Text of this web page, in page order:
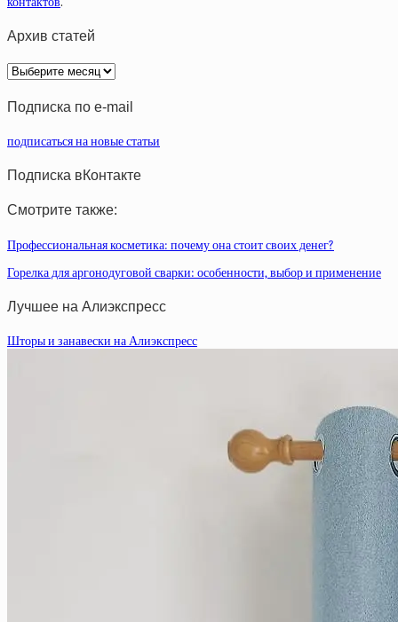
Архив статей
Архив
статей
Подписка по e-mail
подписаться на новые статьи
Подписка вКонтакте
Смотрите также:
Профессиональная косметика: почему она стоит своих денег?
Горелка для аргонодуговой сварки: особенности, выбор и применение
Лучшее на Алиэкспресс
Шторы и занавески на Алиэкспресс